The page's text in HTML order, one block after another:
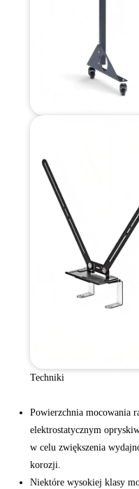
Techniki
Powierzchnia mocowania
elektrostatycznym
w celu zwiększenia
korozji.
Niektóre wysokiej klasy